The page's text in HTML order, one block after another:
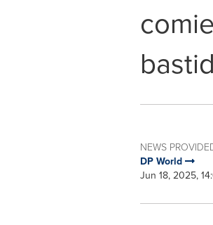
NEWS
DP World
Jun 18, 2025,